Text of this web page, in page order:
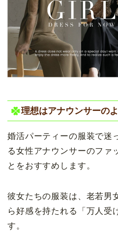
理想はアナウンサーの
婚活パーティーの服装で迷
る女性アナウンサーのファ
とをおすすめします。
彼女たちの服装は、老若男
ら好感を持たれる「万人受
す。